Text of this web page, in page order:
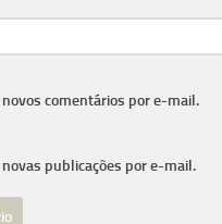
comentários por e-mail.
publicações por e-mail.